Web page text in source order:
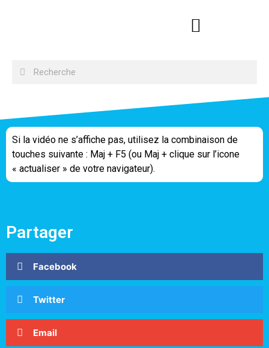
Si la vidéo ne s’affiche pas, utilisez la combinaison de
touches suivante : Maj + F5 (ou Maj + clique sur l’icone
« actualiser » de votre navigateur).
Partager
Facebook
Twitter
Email